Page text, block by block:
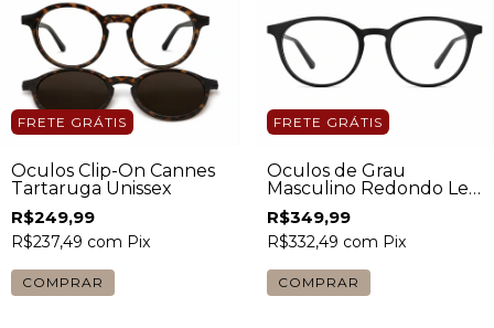
FRETE GRÁTIS
Óculos Clip-On Cannes
Tartaruga Unissex
R$249,99
R$237,49 com Pix
FRETE GRÁTIS
Óculos de Grau
Masculino Redondo Levi
Preto Fosco
R$349,99
R$332,49 com Pix